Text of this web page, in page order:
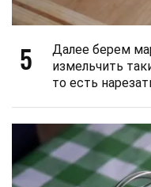
5
Далее берем
измельчить
то есть